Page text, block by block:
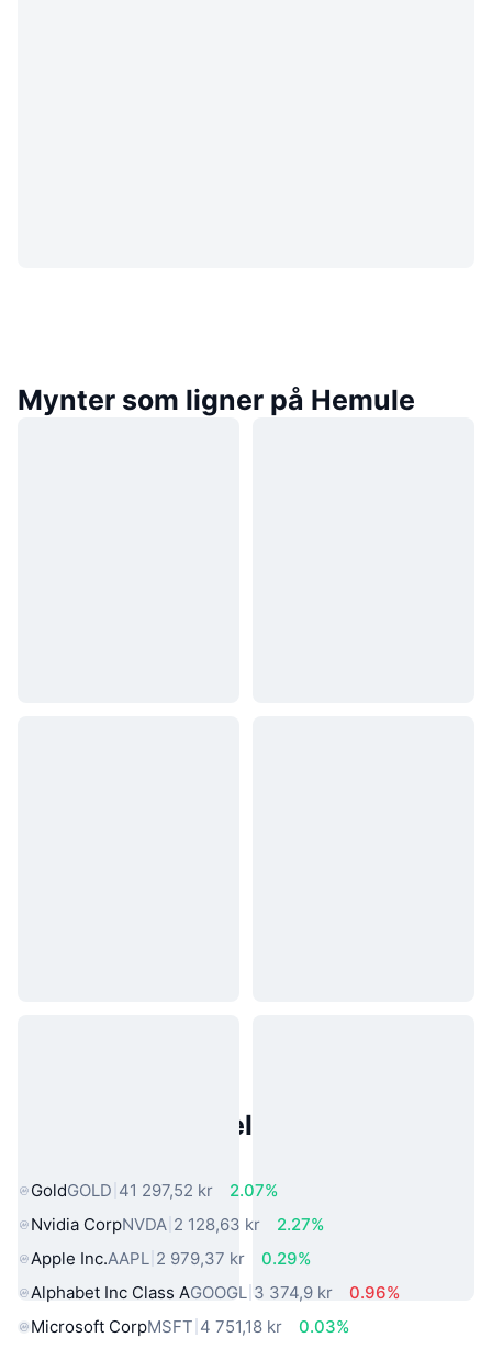
Mynter som ligner på Hemule
Populære eiendeler fra den
GoldGOLD 41 297,52 kr
2.07%
Nvidia CorpNVDA 2 128,63 kr
2.27%
Apple Inc.AAPL 2 979,37 kr
0.29%
Alphabet Inc Class AGOOGL 3 374,9 kr
0.96%
Microsoft CorpMSFT 4 751,18 kr 0.03%